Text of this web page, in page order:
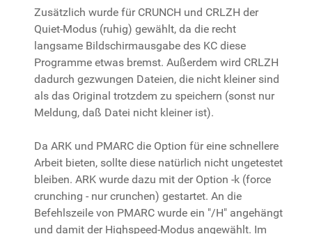
Zusätzlich wurde für CRUNCH und CRLZH der
Quiet-Modus (ruhig) gewählt, da die recht
langsame Bildschirmausgabe des KC diese
Programme etwas bremst. Außerdem wird CRLZH
dadurch gezwungen Dateien, die nicht kleiner sind
als das Original trotzdem zu speichern (sonst nur
Meldung, daß Datei nicht kleiner ist).
Da ARK und PMARC die Option für eine schnellere
Arbeit bieten, sollte diese natürlich nicht ungetestet
bleiben. ARK wurde dazu mit der Option -k (force
crunching - nur crunchen) gestartet. An die
Befehlszeile von PMARC wurde ein "/H" angehängt
und damit der Highspeed-Modus angewählt. Im